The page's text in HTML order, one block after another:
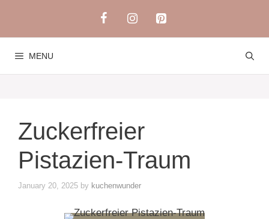
content
MENU
Zuckerfreier
Pistazien-Traum
January 20, 2025 by kuchenwunder